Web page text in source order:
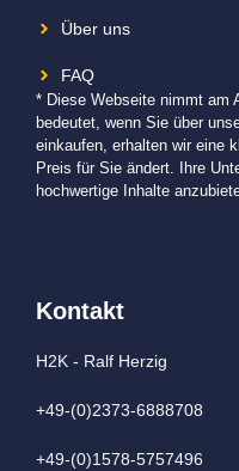
Über uns
FAQ
* Diese Webseite nimmt am
bedeutet, wenn Sie über
einkaufen, erhalten wir eine
Preis für Sie ändert. Ihre
hochwertige Inhalte
Kontakt
H2K - Ralf Herzig
+49-(0)2373-6888708
+49-(0)1578-5757496